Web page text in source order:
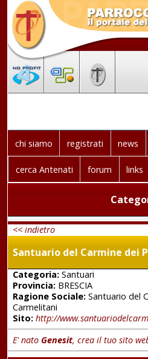
chi siamo registrati news
cerca Antenati forum links
<< indietro
Santuario del Carmine dei
Categoria:Santuari
Provincia:BRESCIA
Ragione Sociale:Santuario del
Carmelitani
Sito: http://
E' nato Genesit, crea il tuo sito